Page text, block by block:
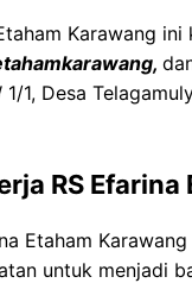
Karawang
1/1, Desa
RS
Etaham
untuk menjadi